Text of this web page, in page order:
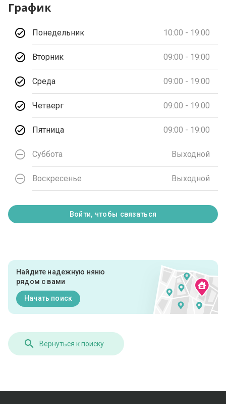
График
Понедельник 10:00 - 19:00
Вторник 09:00 - 19:00
Среда 09:00 - 19:00
Четверг 09:00 - 19:00
Пятница 09:00 - 19:00
Суббота Выходной
Воскресенье Выходной
Войти, чтобы связаться
Найдите надежную няню
рядом с вами
Начать поиск
Вернуться к поиску